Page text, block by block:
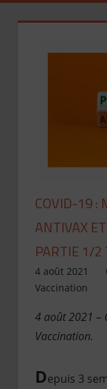
COVID-19 :
ANTIVAX
PARTIE 1/2
4 août 2021
Vaccination
4 août 2021 –
Vaccination.
Depuis 3